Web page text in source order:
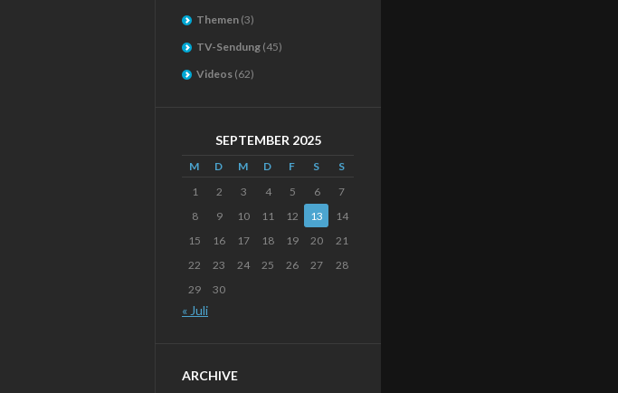
Themen (3)
TV-Sendung (45)
Videos (62)
SEPTEMBER 2025
M D M D F S
S
1
2 3 4 5 6
7
8
9 10 11 12 13
14
15
16 17 18 19 20
21
22
23 24 25 26 27
28
29
30
« Juli
ARCHIVE